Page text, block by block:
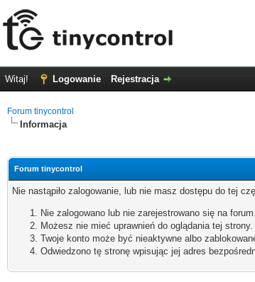
Witaj! Logowanie Rejestracja
Forum tinycontrol
Informacja
Forum tinycontrol
Nie nastąpiło zalogowanie, lub nie masz dostępu do tej
Nie zalogowano lub nie zarejestrowano się na
Możesz nie mieć uprawnień do oglądania tej strony.
Twoje konto może być nieaktywne albo
Odwiedzono tę stronę wpisując jej adres